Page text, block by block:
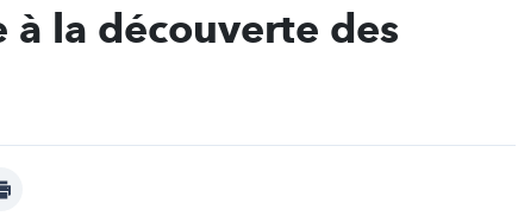
à la découverte des
print